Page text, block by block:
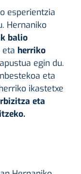
esperientzia
Hernaniko
balio
eta herriko
apustua egin du.
eta
ikastetxe
eta